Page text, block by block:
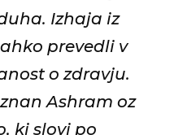
Izhaja iz
prevedli v
o zdravju.
Ashram oz
ki slovi po